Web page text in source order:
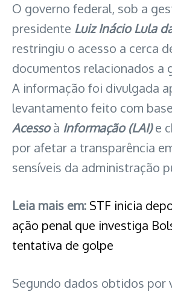
O governo federal, sob a
presidente Luiz Inácio Lula
restringiu o acesso a cerca
documentos relacionados a
A informação foi divulgada
levantamento feito com
Acessoà Informação (LAI)e
por afetar a transparência
sensíveis da administração
Leia mais em: STF inicia
ação penal que investiga
tentativa de golpe
Segundo dados obtidos por